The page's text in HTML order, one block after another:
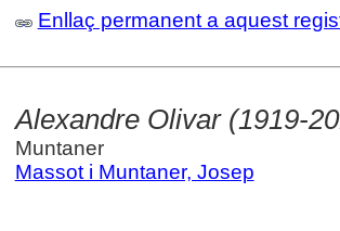
Enllaç permanent a aquest
Alexandre Olivar (1919-
Muntaner
Massot i Muntaner, Josep